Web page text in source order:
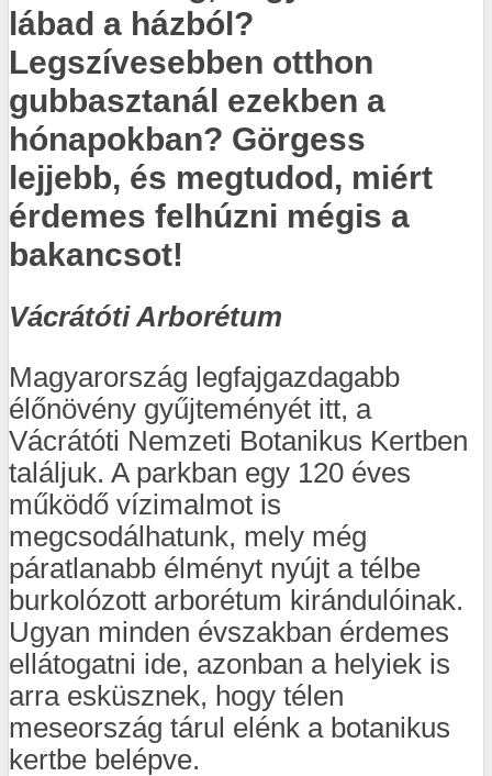
lábad a házból?
Legszívesebben otthon
gubbasztanál ezekben a
hónapokban? Görgess
lejjebb, és megtudod, miért
érdemes felhúzni mégis a
bakancsot!
Vácrátóti Arborétum
Magyarország legfajgazdagabb
élőnövény gyűjteményét itt, a
Vácrátóti Nemzeti Botanikus Kertben
találjuk. A parkban egy 120 éves
működő vízimalmot is
megcsodálhatunk, mely még
páratlanabb élményt nyújt a télbe
burkolózott arborétum kirándulóinak.
Ugyan minden évszakban érdemes
ellátogatni ide, azonban a helyiek is
arra esküsznek, hogy télen
meseország tárul elénk a botanikus
kertbe belépve.